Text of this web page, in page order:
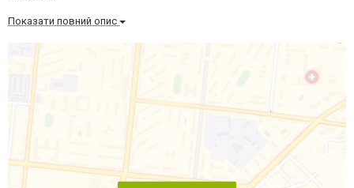
Показати повний опис